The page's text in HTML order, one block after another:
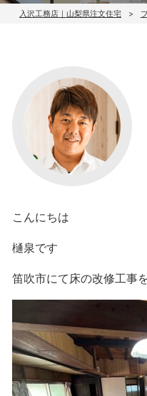
入沢工務店｜山梨県注文住宅
こんにちは
樋泉です
笛吹市にて床の改修工事